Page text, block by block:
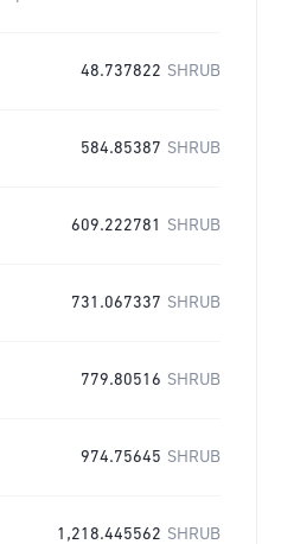
48.737822 SHRUB
584.85387 SHRUB
609.222781 SHRUB
731.067337 SHRUB
779.80516 SHRUB
974.75645 SHRUB
1,218.445562 SHRUB